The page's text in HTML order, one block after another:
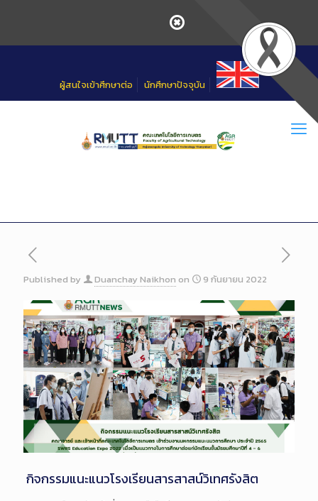
ผู้สนใจเข้าศึกษาต่อ นักศึกษาปัจจุบัน
Published by Duanchay Naikhon on 9 กันยายน 2022
กิจกรรมแนะแนวโรงเรียนสารสาสน์วิเทศรังสิต